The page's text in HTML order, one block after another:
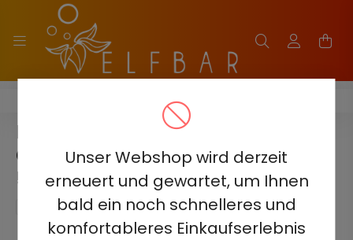
Unser Webshop wird derzeit
erneuert und gewartet, um Ihnen
bald ein noch schnelleres und
komfortableres Einkaufserlebnis
ELF BAR GH33000 PRO
ELF BAR GH33000 PRO -
GRAPEFRUIT PASSION GUAVA
5% - RECHARGEABLE